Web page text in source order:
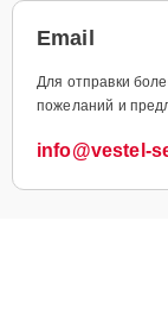
Email
Для отправки
пожеланий и
info@vestel-